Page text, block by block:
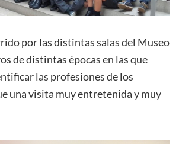
por las distintas salas del Museo
de distintas épocas en las que
las profesiones de los
una visita muy entretenida y muy